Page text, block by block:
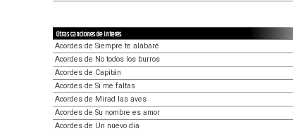
Otras canciones de interés
Acordes de Siempre te alabaré
Acordes de No todos los burros
Acordes de Capitán
Acordes de Si me faltas
Acordes de Mirad las aves
Acordes de Su nombre es amor
Acordes de Un nuevo día